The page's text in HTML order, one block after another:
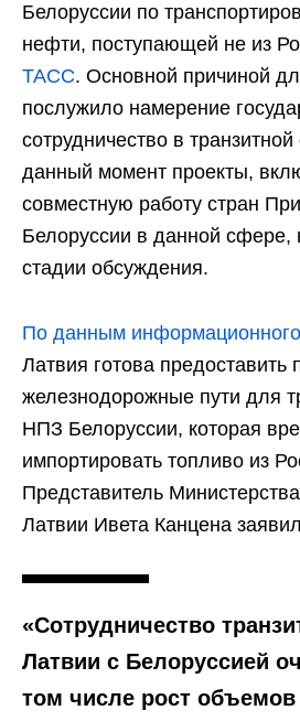
Белоруссии по
нефти, поступающей не из
ТАСС. Основной причиной
послужило намерение
сотрудничество в
данный момент проекты,
совместную работу стран
Белоруссии в данной сфере,
стадии обсуждения.
По данным информационного
Латвия готова предоставить
железнодорожные пути для
НПЗ Белоруссии, которая
импортировать топливо из
Представитель
Латвии Ивета Канцена
«Сотрудничество
Латвии с Белоруссией
том числе рост объемов